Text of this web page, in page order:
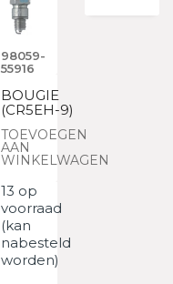
98059-
55916
BOUGIE
(CR5EH-9)
TOEVOEGEN
AAN
WINKELWAGEN
13 op
voorraad
(kan
nabesteld
worden)